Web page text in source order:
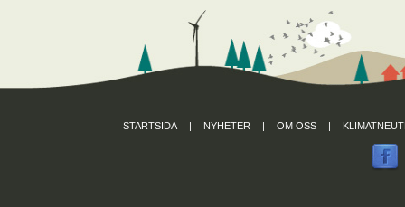
STARTSIDA | NYHETER | OM OSS |